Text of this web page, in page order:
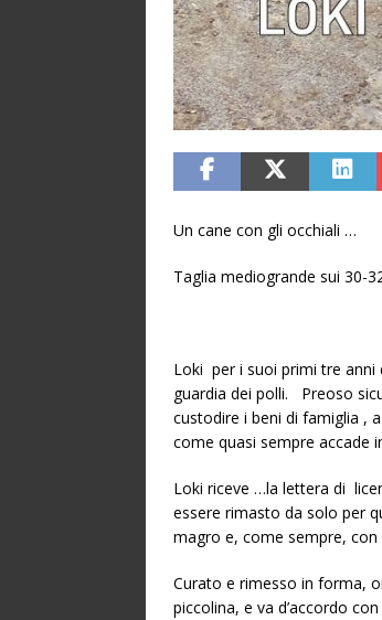
Un cane con gli occhiali …
Taglia mediogrande sui 30-
Loki per i suoi primi tre anni
guardia dei polli. Preoso
custodire i beni di famiglia ,
come quasi sempre accade
Loki riceve …la lettera di
essere rimasto da solo per
magro e, come sempre, con
Curato e rimesso in forma,
piccolina, e va d’accordo